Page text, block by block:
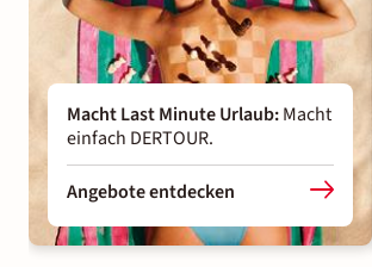
Macht Last Minute Urlaub:Macht
einfach DERTOUR.
Angebote entdecken